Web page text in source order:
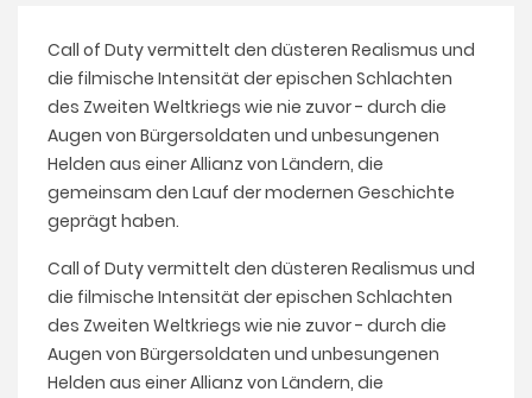
Call of Duty vermittelt den düsteren Realismus und
die filmische Intensität der epischen Schlachten
des Zweiten Weltkriegs wie nie zuvor - durch die
Augen von Bürgersoldaten und unbesungenen
Helden aus einer Allianz von Ländern, die
gemeinsam den Lauf der modernen Geschichte
geprägt haben.
Call of Duty vermittelt den düsteren Realismus und
die filmische Intensität der epischen Schlachten
des Zweiten Weltkriegs wie nie zuvor - durch die
Augen von Bürgersoldaten und unbesungenen
Helden aus einer Allianz von Ländern, die